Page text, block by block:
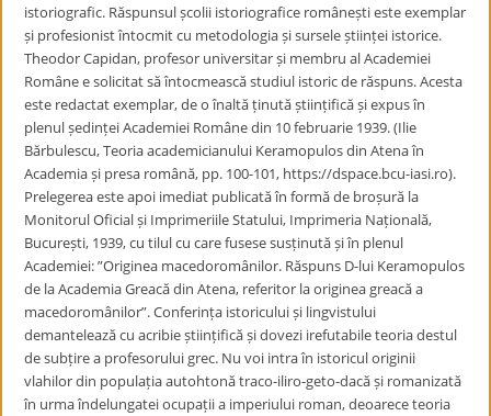
istoriografic. Răspunsul școlii istoriografice românești este exemplar
și profesionist întocmit cu metodologia și sursele științei istorice.
Theodor Capidan, profesor universitar și membru al Academiei
Române e solicitat să întocmească studiul istoric de răspuns. Acesta
este redactat exemplar, de o înaltă ținută științifică și expus în
plenul ședinței Academiei Române din 10 februarie 1939. (Ilie
Bărbulescu, Teoria academicianului Keramopulos din Atena în
Academia și presa română, pp. 100-101, https://dspace.bcu-iasi.ro).
Prelegerea este apoi imediat publicată în formă de broșură la
Monitorul Oficial și Imprimeriile Statului, Imprimeria Națională,
București, 1939, cu tilul cu care fusese susținută și în plenul
Academiei: ”Originea macedoromânilor. Răspuns D-lui Keramopulos
de la Academia Greacă din Atena, referitor la originea greacă a
macedoromânilor”. Conferința istoricului și lingvistului
demantelează cu acribie științifică și dovezi irefutabile teoria destul
de subțire a profesorului grec. Nu voi intra în istoricul originii
vlahilor din populația autohtonă traco-iliro-geto-dacă și romanizată
în urma îndelungatei ocupații a imperiului roman, deoarece teoria